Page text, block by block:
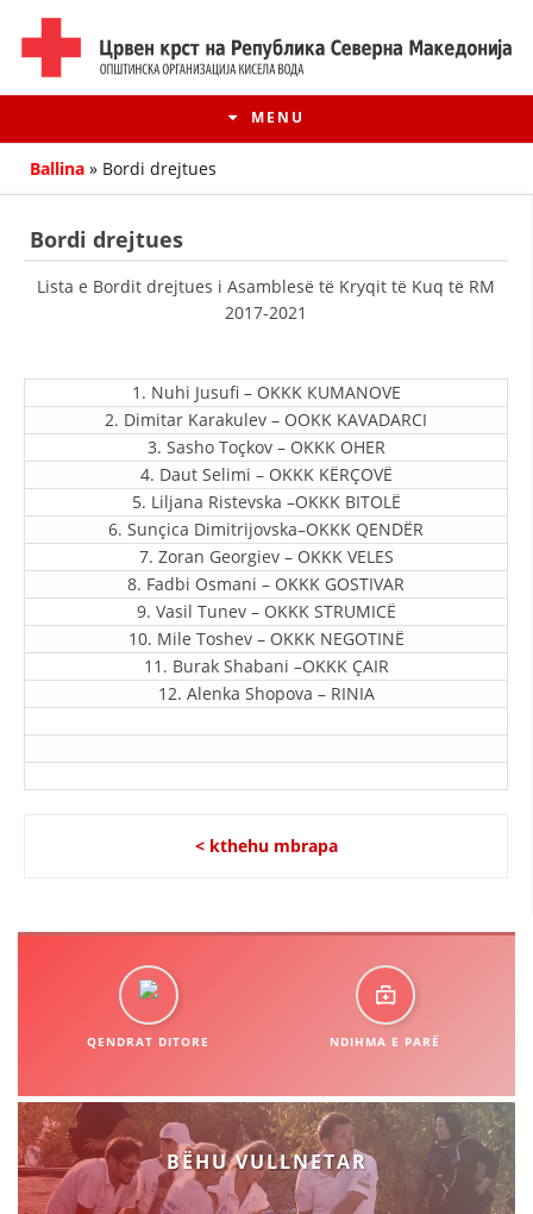
MENU
HISTORIA E LËVIZJES
HISTORIA E KRYQIT TË KUQ
STRUKTURA E ORGANIZATËS
KONTAKT INFORMACIONE
ANËTARËSIMI NË STRUKTURAT PROFESIONALE
DISEMINIMI
DREJTA NDERKOMBETARE HUMANITARE
PROMOVIMI I VLERAVE HUMANE
Ballina » Bordi drejtues
Bordi drejtues
Lista e Bordit drejtues i Asamblesë të Kryqit të Kuq të RM
2017-2021
1. Nuhi Jusufi – OKKK КUMANOVE
2. Dimitar Karakulev – OOKK KAVADARCI
3. Sasho Toçkov – OKKK OHER
4. Daut Selimi – OKKK KËRÇOVË
5. Liljana Ristevska –OKKK BITOLË
6. Sunçica Dimitrijovska–OKKK QENDËR
7. Zoran Georgiev – OKKK VELES
8. Fadbi Osmani – OKKK GOSTIVAR
9. Vasil Tunev – ОKKK STRUMICË
10. Mile Toshev – ОKKK NEGOTINË
11. Burak Shabani –OKKK ÇAIR
12. Alenka Shopova – RINIA
< kthehu mbrapa
QENDRAT DITORE NDIHMA E PARË
BËHU VULLNETAR